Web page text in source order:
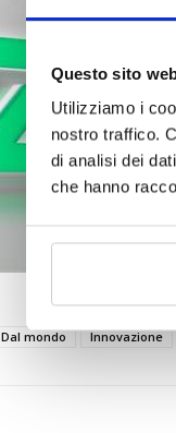
Questo sito
Utilizziamo i
nostro traffico.
di analisi dei
che hanno
Dal mondo Innovazione